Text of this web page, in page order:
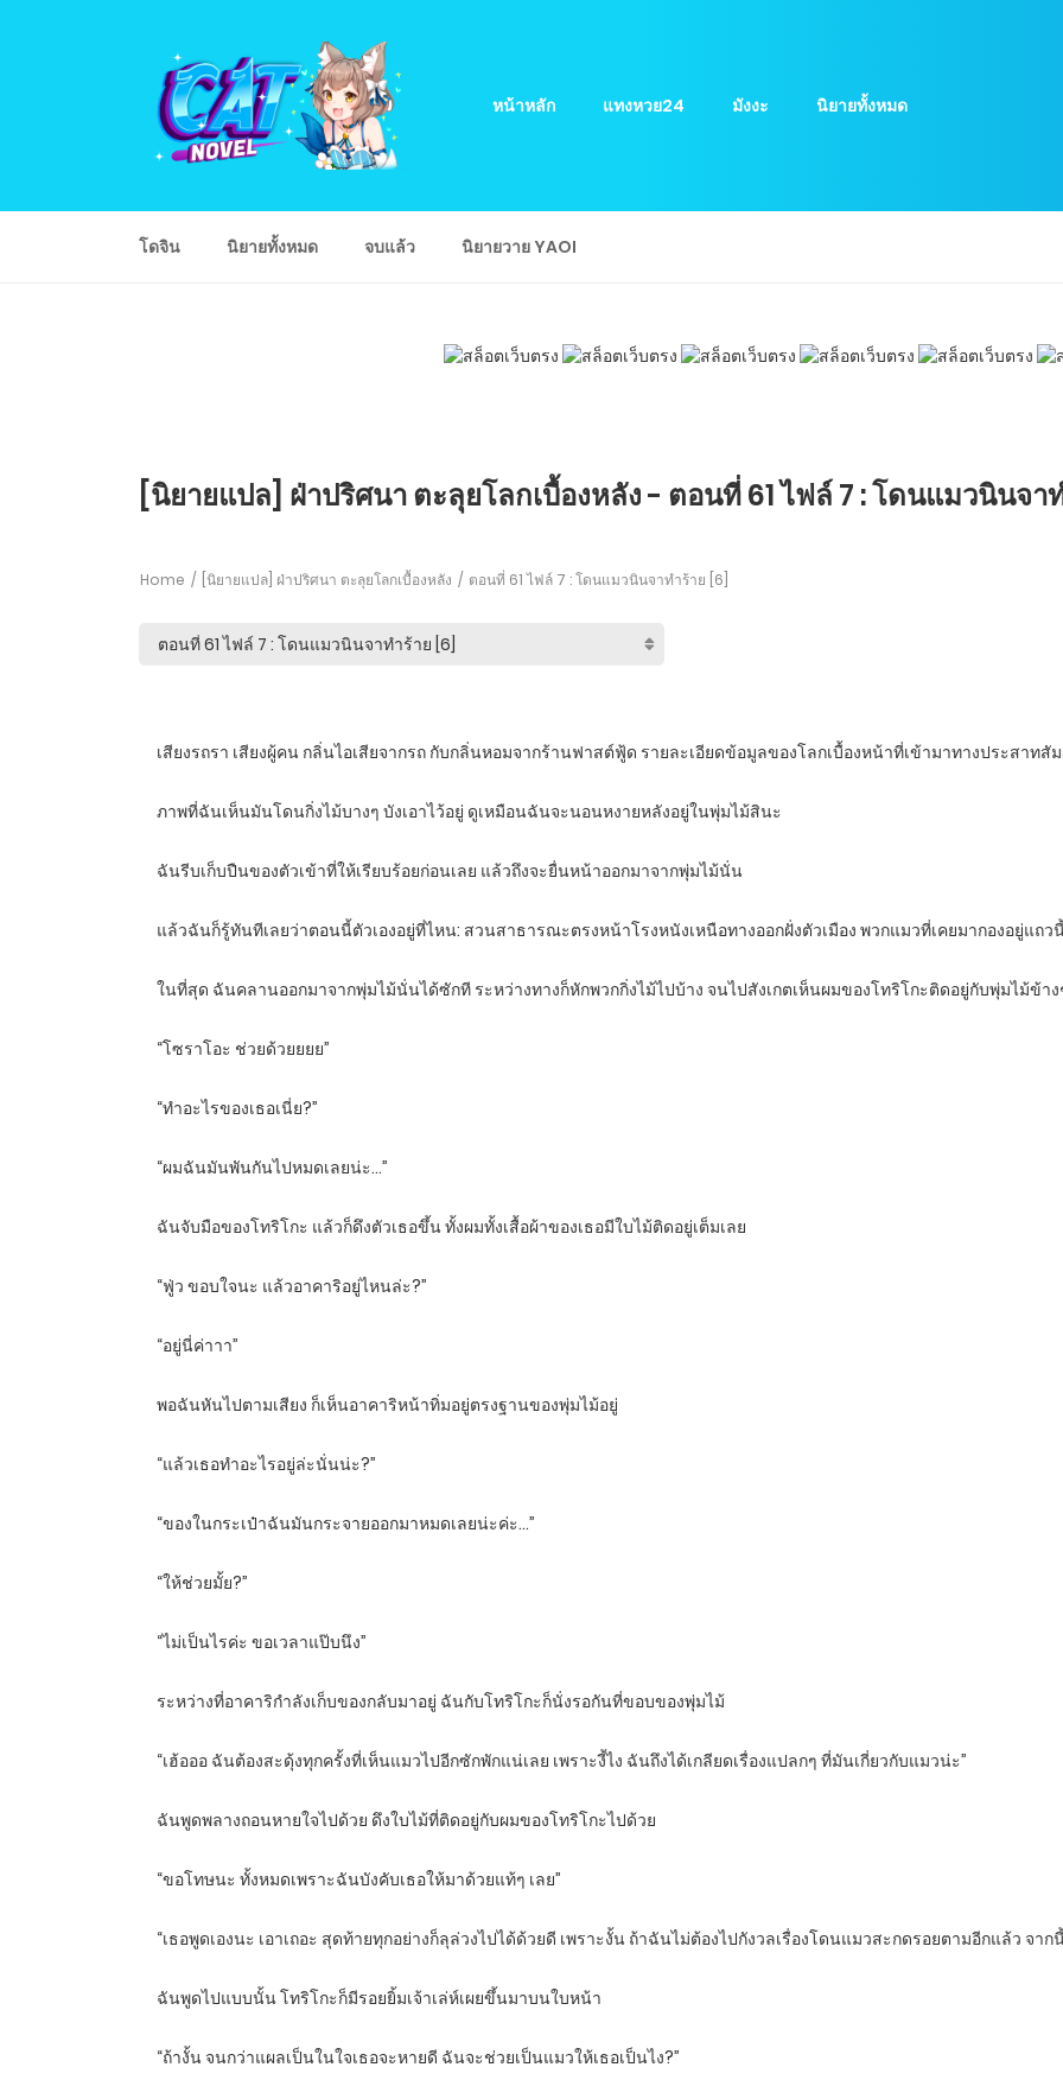
หน้าหลัก แทงหวย24 มังงะ นิยายทั้งหมด
โดจิน นิยายทั้งหมด จบแล้ว นิยายวาย YAOI
[นิยายแปล] ฝ่าปริศนา ตะลุยโลกเบื้องหลัง - ตอนที่ 61 ไฟล์ 7 : โดนแมวนินจา
Home [นิยายแปล] ฝ่าปริศนา ตะลุยโลกเบื้องหลัง ตอนที่ 61 ไฟล์ 7 : โดนแมวนินจาทำร้าย [6]
เสียงรถรา เสียงผู้คน กลิ่นไอเสียจากรถ กับกลิ่นหอมจากร้านฟาสต์ฟู้ด รายละเอียดข้อมูลของโลกเบื้องหน้าที่เข้ามาทางประสาท
ภาพที่ฉันเห็นมันโดนกิ่งไม้บางๆ บังเอาไว้อยู่ ดูเหมือนฉันจะนอนหงายหลังอยู่ในพุ่มไม้สินะ
ฉันรีบเก็บปืนของตัวเข้าที่ให้เรียบร้อยก่อนเลย แล้วถึงจะยื่นหน้าออกมาจากพุ่มไม้นั่น
แล้วฉันก็รู้ทันทีเลยว่าตอนนี้ตัวเองอยู่ที่ไหน: สวนสาธารณะตรงหน้าโรงหนังเหนือทางออกฝั่งตัวเมือง พวกแมวที่เคยมากองอยู่แถ
ในที่สุด ฉันคลานออกมาจากพุ่มไม้นั่นได้ซักที ระหว่างทางก็หักพวกกิ่งไม้ไปบ้าง จนไปสังเกตเห็นผมของโทริโกะติดอยู่กับพุ่มไม้ข้าง
“โซราโอะ ช่วยด้วยยยย”
“ทำอะไรของเธอเนี่ย?”
“ผมฉันมันพันกันไปหมดเลยน่ะ…”
ฉันจับมือของโทริโกะ แล้วก็ดึงตัวเธอขึ้น ทั้งผมทั้งเสื้อผ้าของเธอมีใบไม้ติดอยู่เต็มเลย
“ฟู่ว ขอบใจนะ แล้วอาคาริอยู่ไหนล่ะ?”
“อยู่นี่ค่าาา”
พอฉันหันไปตามเสียง ก็เห็นอาคาริหน้าทิ่มอยู่ตรงฐานของพุ่มไม้อยู่
“แล้วเธอทำอะไรอยู่ล่ะนั่นน่ะ?”
“ของในกระเป๋าฉันมันกระจายออกมาหมดเลยน่ะค่ะ…”
“ให้ช่วยมั้ย?”
“ไม่เป็นไรค่ะ ขอเวลาแป๊บนึง”
ระหว่างที่อาคาริกำลังเก็บของกลับมาอยู่ ฉันกับโทริโกะก็นั่งรอกันที่ขอบของพุ่มไม้
“เฮ้อออ ฉันต้องสะดุ้งทุกครั้งที่เห็นแมวไปอีกซักพักแน่เลย เพราะงี้ไง ฉันถึงได้เกลียดเรื่องแปลกๆ ที่มันเกี่ยวกับแมวน่ะ”
ฉันพูดพลางถอนหายใจไปด้วย ดึงใบไม้ที่ติดอยู่กับผมของโทริโกะไปด้วย
“ขอโทษนะ ทั้งหมดเพราะฉันบังคับเธอให้มาด้วยแท้ๆ เลย”
“เธอพูดเองนะ เอาเถอะ สุดท้ายทุกอย่างก็ลุล่วงไปได้ด้วยดี เพราะงั้น ถ้าฉันไม่ต้องไปกังวลเรื่องโดนแมวสะกดรอยตามอีกแล้ว จาก
ฉันพูดไปแบบนั้น โทริโกะก็มีรอยยิ้มเจ้าเล่ห์เผยขึ้นมาบนใบหน้า
“ถ้างั้น จนกว่าแผลเป็นในใจเธอจะหายดี ฉันจะช่วยเป็นแมวให้เธอเป็นไง?”